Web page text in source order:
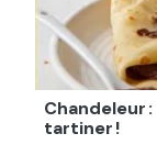
Chandeleur
tartiner !